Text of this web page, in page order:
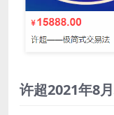
许超2021年8